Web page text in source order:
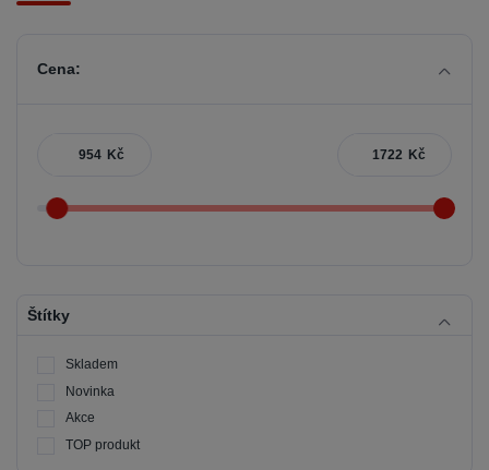
Cena:
Kč Kč
Štítky
Skladem
Novinka
Akce
TOP produkt